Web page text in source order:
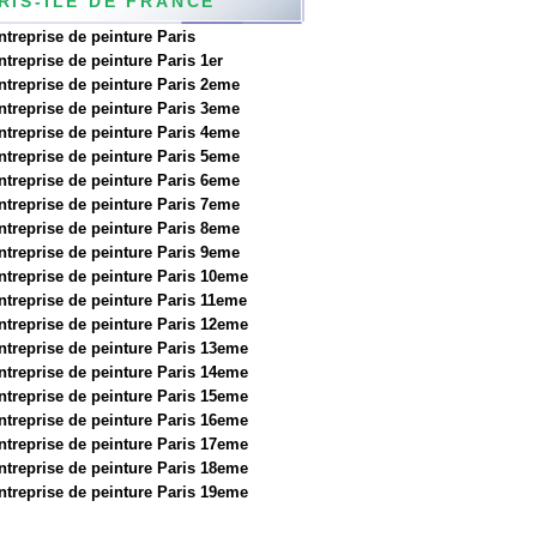
de peinture Paris
de peinture Paris 1er
de peinture Paris 2eme
de peinture Paris 3eme
de peinture Paris 4eme
de peinture Paris 5eme
de peinture Paris 6eme
de peinture Paris 7eme
de peinture Paris 8eme
de peinture Paris 9eme
de peinture Paris 10eme
de peinture Paris 11eme
de peinture Paris 12eme
de peinture Paris 13eme
de peinture Paris 14eme
de peinture Paris 15eme
de peinture Paris 16eme
de peinture Paris 17eme
de peinture Paris 18eme
de peinture Paris 19eme